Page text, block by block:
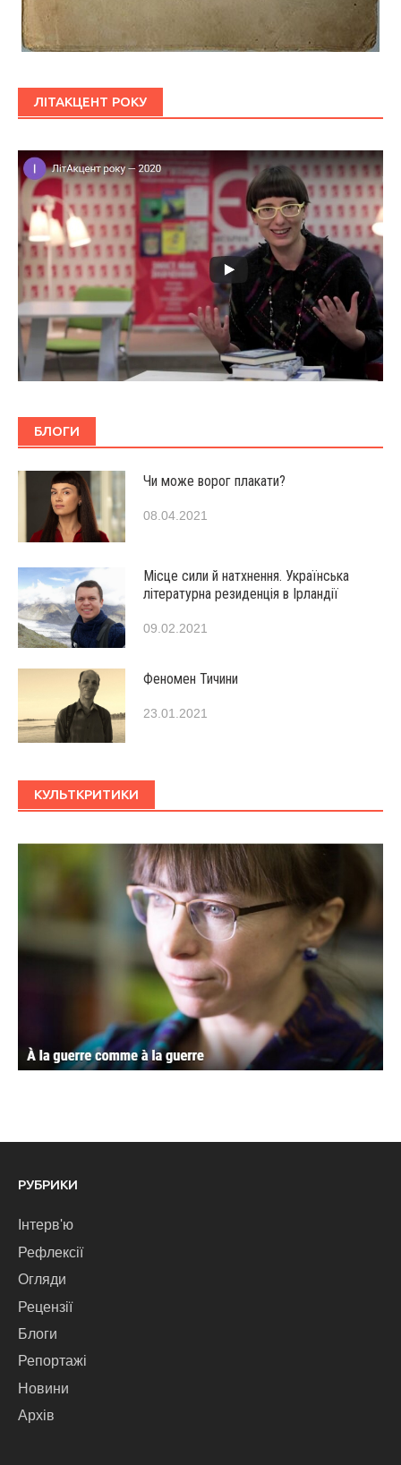
ЛІТАКЦЕНТ РОКУ
БЛОГИ
Чи може ворог плакати?
08.04.2021
Місце сили й натхнення. Українська
літературна резиденція в Ірландії
09.02.2021
Феномен Тичини
23.01.2021
КУЛЬТКРИТИКИ
РУБРИКИ
Інтерв'ю
Рефлексії
Огляди
Рецензії
Блоги
Репортажі
Новини
Архів